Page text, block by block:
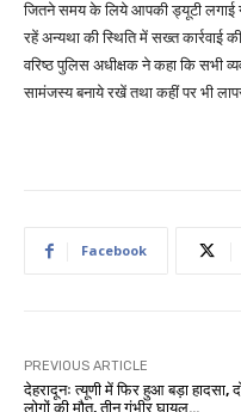
जितने समय के लिये आपकी ड्यूटी लगाई
रहें अन्यथा की स्थिति में सख्त
वरिष्ठ पुलिस अधीक्षक ने कहा कि सभी
सामंजस्य बनाये रखें तथा कहीं पर भी
Facebook
PREVIOUS ARTICLE
देहरादूनः त्यूणी में फिर हुआ बड़ा हादसा,
लोगों की मौत, तीन गंभीर घायल…